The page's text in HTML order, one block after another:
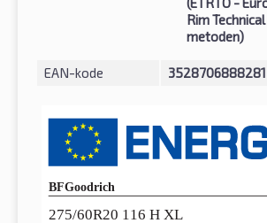
Rim
metoden)
EAN-kode 3528706888281